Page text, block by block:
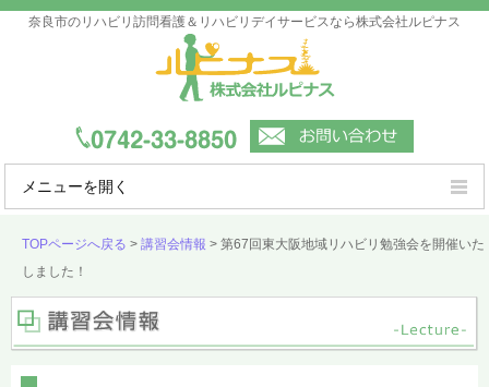
奈良市のリハビリ訪問看護＆リハビリデイサービスなら株式会社ルピナス
メニューを開く
ルピナスの強み
ご利用案内
事業所一覧
TOPページへ戻る > 講習会情報 > 第67回東大阪地域リハビリ勉強会を開催いた
しました！